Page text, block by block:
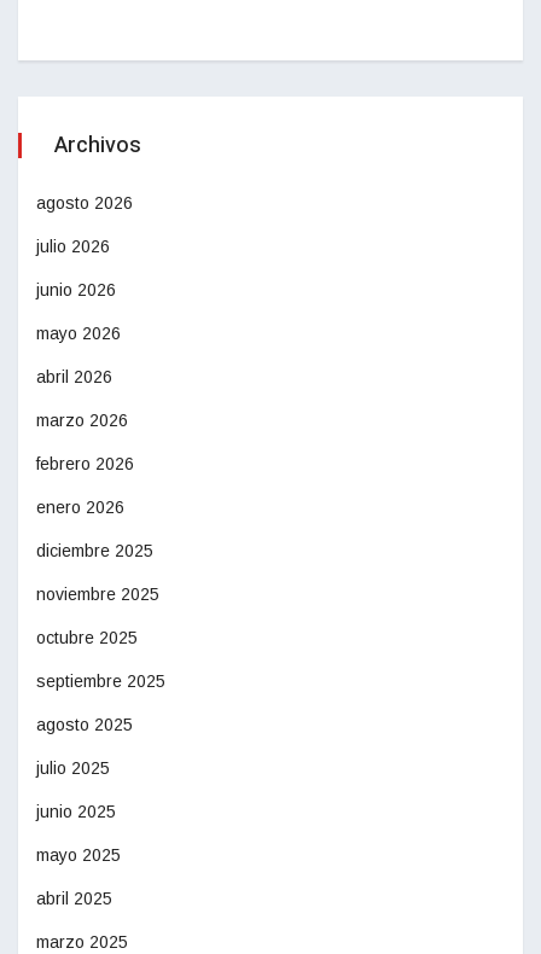
Archivos
agosto 2026
julio 2026
junio 2026
mayo 2026
abril 2026
marzo 2026
febrero 2026
enero 2026
diciembre 2025
noviembre 2025
octubre 2025
septiembre 2025
agosto 2025
julio 2025
junio 2025
mayo 2025
abril 2025
marzo 2025